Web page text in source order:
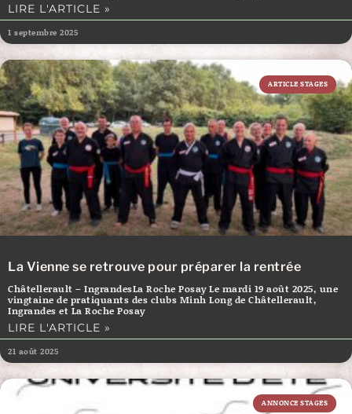
LIRE L'ARTICLE »
1 septembre 2025
ARTICLE STAGES
La Vienne se retrouve pour préparer la rentrée
Châtellerault – IngrandesLa Roche Posay Le mardi 19 août 2025, une
vingtaine de pratiquants des clubs Minh Long de Châtellerault,
Ingrandes et La Roche Posay
LIRE L'ARTICLE »
21 août 2025
ANNONCE STAGES